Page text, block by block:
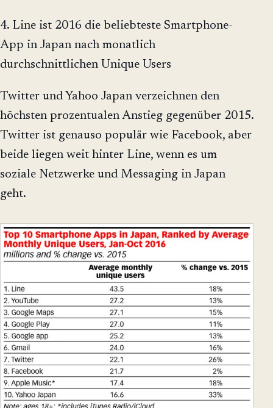
4. Line ist 2016 die beliebteste Smartphone-
App in Japan nach monatlich
durchschnittlichen Unique Users
Twitter und Yahoo Japan verzeichnen den
höchsten prozentualen Anstieg gegenüber 2015.
Twitter ist genauso populär wie Facebook, aber
beide liegen weit hinter Line, wenn es um
soziale Netzwerke und Messaging in Japan
geht.